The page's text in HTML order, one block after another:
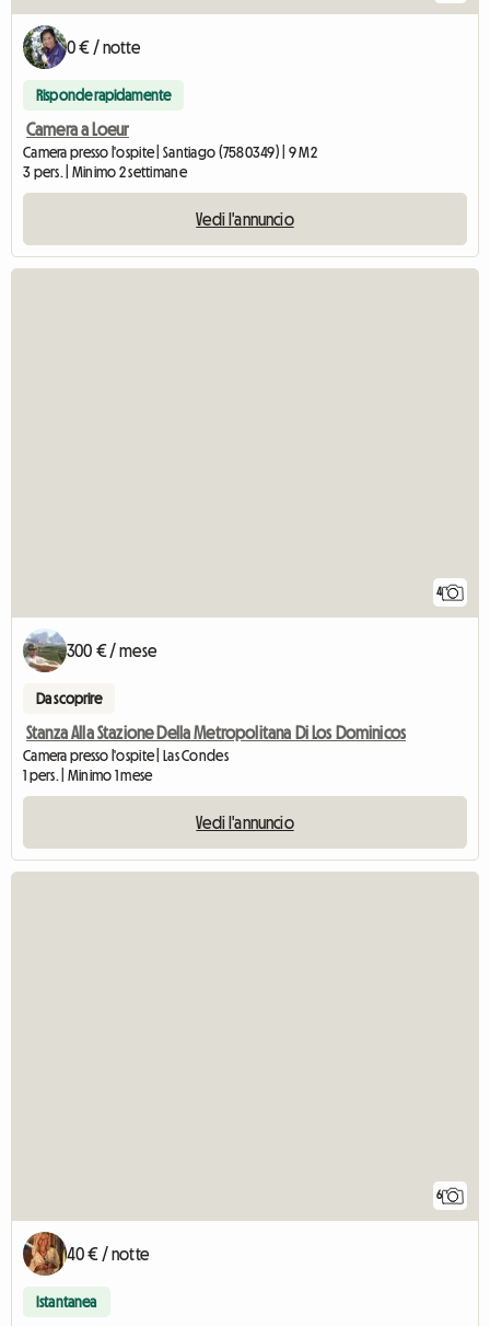
0 € / notte
Risponde rapidamente
Camera a Loeur
Camera presso l'ospite | Santiago (7580349) | 9 M2
3 pers. | Minimo 2 settimane
Vedi l'annuncio
4
300 € / mese
Da scoprire
Stanza Alla Stazione Della Metropolitana Di Los Dominicos
Camera presso l'ospite | Las Condes
1 pers. | Minimo 1 mese
Vedi l'annuncio
6
40 € / notte
Istantanea